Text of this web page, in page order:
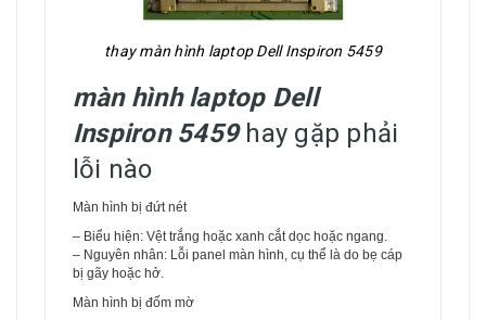
thay màn hình laptop Dell Inspiron 5459
màn hình laptop Dell
Inspiron 5459hay gặp phải
lỗi nào
Màn hình bị đứt nét
– Biểu hiện: Vệt trắng hoặc xanh cắt dọc hoặc ngang.
– Nguyên nhân: Lỗi panel màn hình, cụ thể là do bẹ cáp
bị gãy hoặc hở.
Màn hình bị đốm mờ